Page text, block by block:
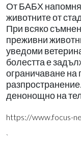
От БАБХ
животните от
При всяко
преживни
уведоми
болестта е
ограничаване на
денонощно на
https://www.focus-
`